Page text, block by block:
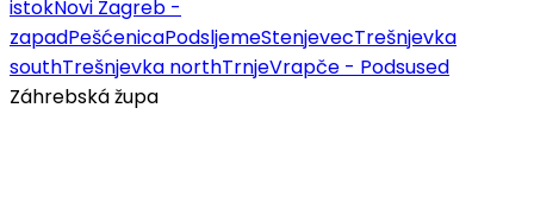
istokNovi Zagreb -
zapadPešćenicaPodsljemeStenjevecTrešnjevka
southTrešnjevka northTrnjeVrapče - Podsused
Záhrebská župa